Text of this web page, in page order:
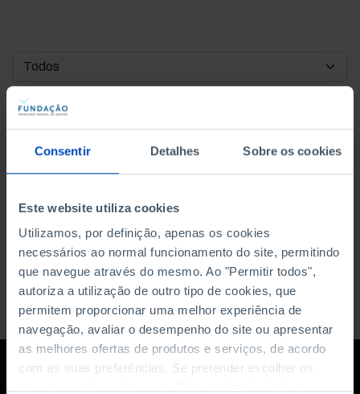
Consentir Detalhes Sobre os cookies
Este website utiliza cookies
Utilizamos, por definição, apenas os cookies
necessários ao normal funcionamento do site, permitindo
que navegue através do mesmo. Ao "Permitir todos",
autoriza a utilização de outro tipo de cookies, que
permitem proporcionar uma melhor experiência de
navegação, avaliar o desempenho do site ou apresentar
as melhores ofertas de produtos e serviços, de acordo
com as suas preferências. Se pretender escolher os
DATA DE INÍCIO
DATA DE FIM